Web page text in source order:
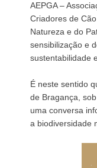
AEPGA –
Criadores de
Natureza e do
sensibilização e
sustentabilidade
É neste sentido
de Bragança,
uma conversa
a biodiversidade